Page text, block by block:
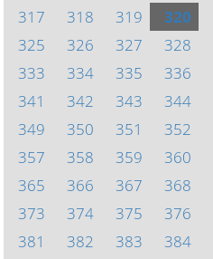
317
318 319 320
325
326 327 328
333
334 335 336
341
342 343 344
349
350 351 352
357
358 359 360
365
366 367 368
373
374 375 376
381
382 383 384